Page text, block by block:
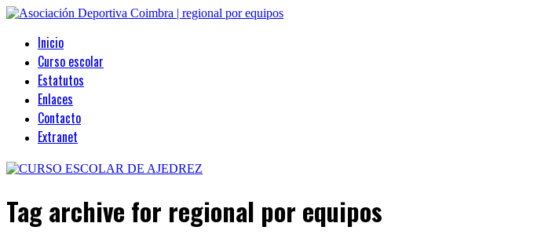
Inicio
Curso escolar
Estatutos
Enlaces
Contacto
Extranet
Tag archive for regional por equipos